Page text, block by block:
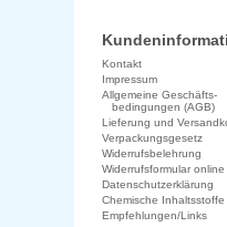
Kontakt
Impressum
Allgemeine Geschäfts-
bedingungen (AGB)
Lieferung und
Verpackungsgesetz
Widerrufsbelehrung
Widerrufsformular online
Datenschutzerklärung
Chemische Inhaltsstoffe
Empfehlungen/Links